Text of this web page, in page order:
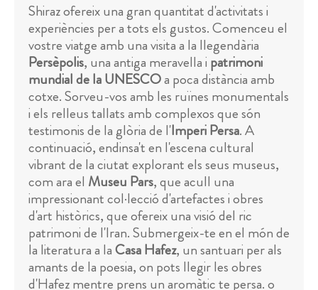
Shiraz ofereix una gran quantitat d'activitats i
experiències per a tots els gustos. Comenceu el
vostre viatge amb una visita a la llegendària
Persèpolis, una antiga meravella i patrimoni
mundial de la UNESCOa poca distància amb
cotxe. Sorveu-vos amb les ruïnes monumentals
i els relleus tallats amb complexos que són
testimonis de la glòria de l'Imperi Persa. A
continuació, endinsa't en l'escena cultural
vibrant de la ciutat explorant els seus museus,
com ara el Museu Pars, que acull una
impressionant col·lecció d'artefactes i obres
d'art històrics, que ofereix una visió del ric
patrimoni de l'Iran. Submergeix-te en el món de
la literatura a laCasa Hafez, un santuari per als
amants de la poesia, on pots llegir les obres
d'Hafez mentre prens un aromàtic te persa. o